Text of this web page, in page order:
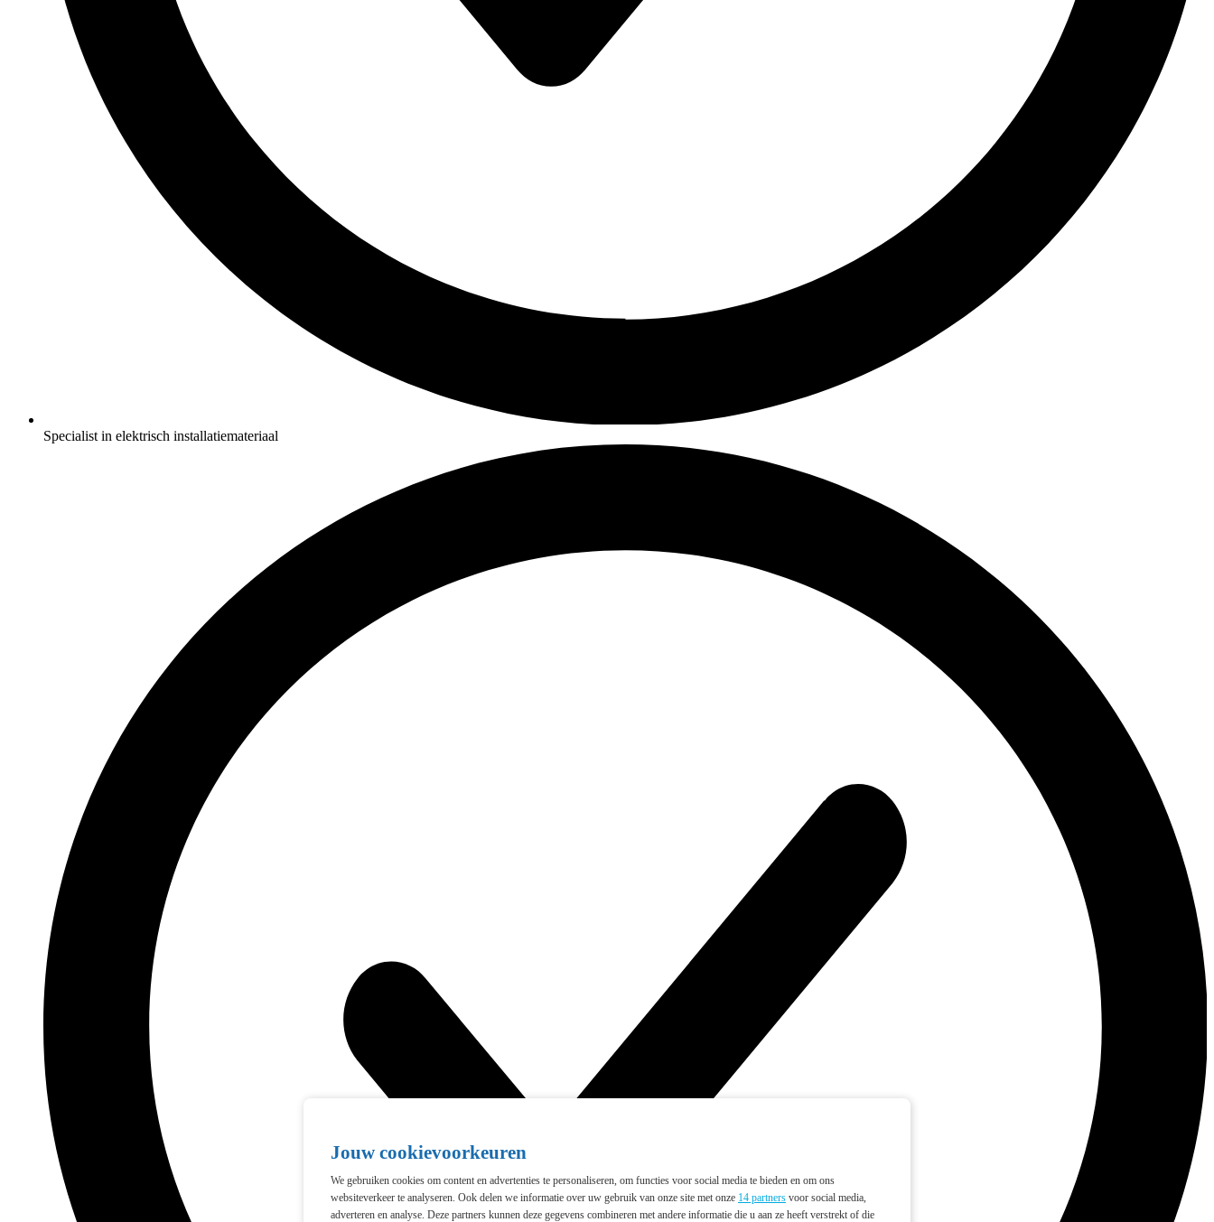
Jouw cookievoorkeuren
We gebruiken cookies om content en advertenties te personaliseren, om functies voor social media te bieden en om ons
websiteverkeer te analyseren. Ook delen we informatie over uw gebruik van onze site met onze 14 partners voor social media,
adverteren en analyse. Deze partners kunnen deze gegevens combineren met andere informatie die u aan ze heeft verstrekt of die
Specialist in elektrisch installatiemateriaal